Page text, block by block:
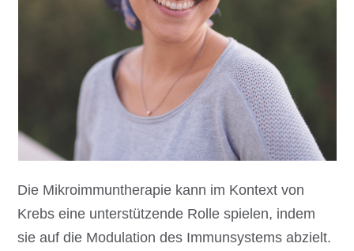
Die Mikroimmuntherapie kann im Kontext von
Krebs eine unterstützende Rolle spielen, indem
sie auf die Modulation des Immunsystems abzielt.